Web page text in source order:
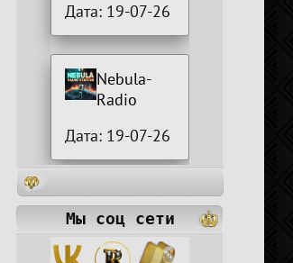
Дата: 19-07-26
Nebula-
Radio
Дата: 19-07-26
Мы соц сети